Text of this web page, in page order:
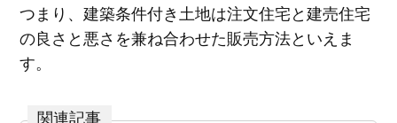
つまり、建築条件付き土地は注文住宅と建売住宅
の良さと悪さを兼ね合わせた販売方法といえま
す。